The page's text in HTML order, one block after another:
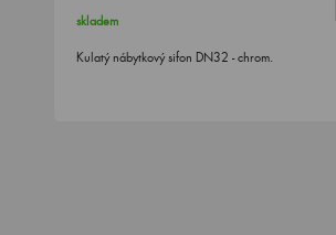
skladem
Kulatý nábytkový sifon DN32 - chrom.